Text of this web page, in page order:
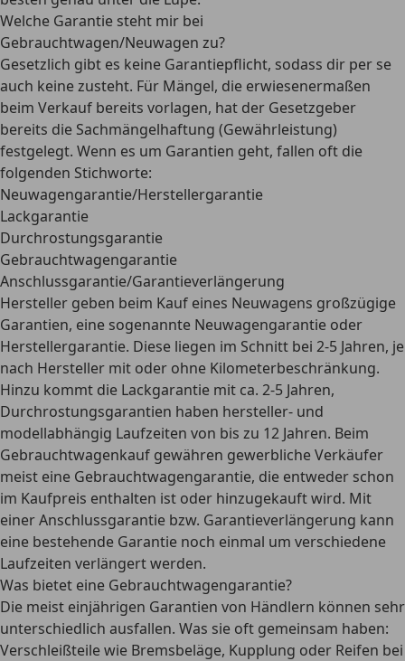
Welche Garantie steht mir bei
Gebrauchtwagen/Neuwagen zu?
Gesetzlich gibt es keine Garantiepflicht, sodass dir per se
auch keine zusteht. Für Mängel, die erwiesenermaßen
beim Verkauf bereits vorlagen, hat der Gesetzgeber
bereits die Sachmängelhaftung (Gewährleistung)
festgelegt. Wenn es um Garantien geht, fallen oft die
folgenden Stichworte:
Neuwagengarantie/Herstellergarantie
Lackgarantie
Durchrostungsgarantie
Gebrauchtwagengarantie
Anschlussgarantie/Garantieverlängerung
Hersteller geben beim Kauf eines Neuwagens großzügige
Garantien, eine sogenannte Neuwagengarantie oder
Herstellergarantie. Diese liegen im Schnitt bei 2-5 Jahren, je
nach Hersteller mit oder ohne Kilometerbeschränkung.
Hinzu kommt die Lackgarantie mit ca. 2-5 Jahren,
Durchrostungsgarantien haben hersteller- und
modellabhängig Laufzeiten von bis zu 12 Jahren. Beim
Gebrauchtwagenkauf gewähren gewerbliche Verkäufer
meist eine Gebrauchtwagengarantie, die entweder schon
im Kaufpreis enthalten ist oder hinzugekauftwird. Mit
einerAnschlussgarantie bzw. Garantieverlängerung kann
eine bestehende Garantie noch einmal um verschiedene
Laufzeiten verlängertwerden.
Was bietet eine Gebrauchtwagengarantie?
Die meist einjährigen Garantien von Händlern können sehr
unterschiedlich ausfallen. Was sie oft gemeinsam haben:
Verschleißteilewie Bremsbeläge, Kupplung oder Reifen bei